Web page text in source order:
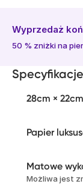
Wyprzedaż
50 % zniżki na
28cm × 22cm
Papier
Matowe
Możliwa jest